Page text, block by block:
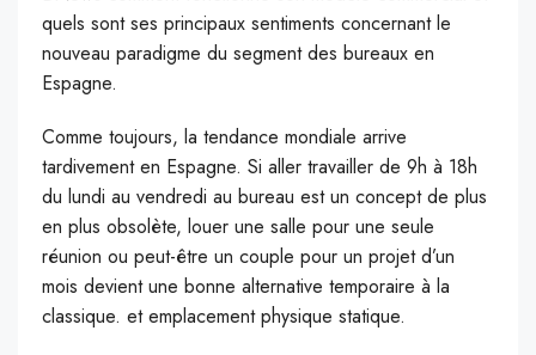
quels sont ses principaux sentiments concernant le
nouveau paradigme du segment des bureaux en
Espagne.
Comme toujours, la tendance mondiale arrive
tardivement en Espagne. Si aller travailler de 9h à 18h
du lundi au vendredi au bureau est un concept de plus
en plus obsolète, louer une salle pour une seule
réunion ou peut-être un couple pour un projet d’un
mois devient une bonne alternative temporaire à la
classique. et emplacement physique statique.